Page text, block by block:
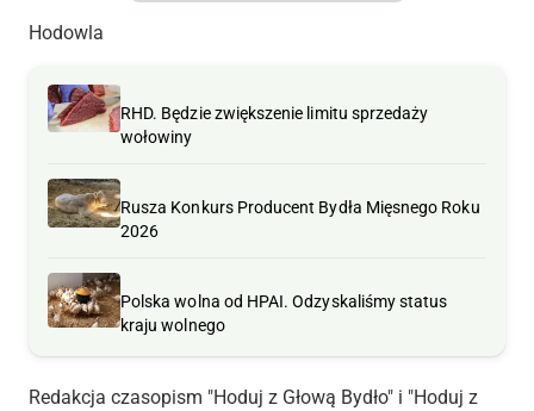
Hodowla
RHD. Będzie zwiększenie limitu sprzedaży
wołowiny
Rusza Konkurs Producent Bydła Mięsnego Roku
2026
Polska wolna od HPAI. Odzyskaliśmy status
kraju wolnego
Redakcja czasopism "Hoduj z Głową Bydło" i "Hoduj z